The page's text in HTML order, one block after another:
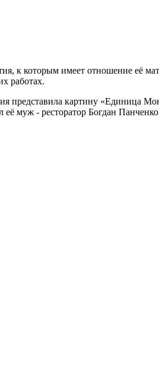
к которым имеет отношение её
работах.
картину «Единица
муж - ресторатор Богдан